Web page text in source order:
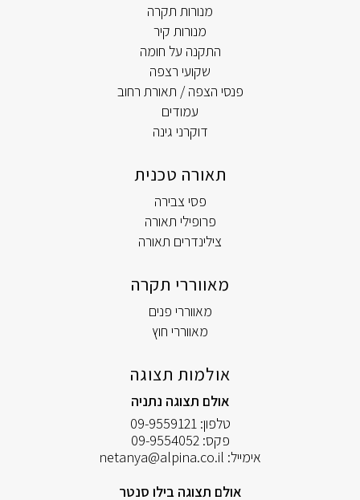
מנורות תקרה
מנורות קיר
התקנה על חומה
שקועי רצפה
פנסי הצפה / תאורת רחוב
עמודים
דוקרני גינה
תאורה טכנית
פסי צבירה
פרופילי תאורה
צילינדרים תאורה
מאווררי תקרה
מאווררי פנים
מאווררי חוץ
אולמות תצוגה
אולם תצוגה נתניה
טלפון:09-9559121
פקס:09-9554052
אימייל: netanya@alpina.co.il
אולם תצוגה בילו סנטר